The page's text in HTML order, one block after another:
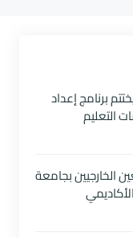
برنامج إعداد
التعليم
الخارجيين بجامعة